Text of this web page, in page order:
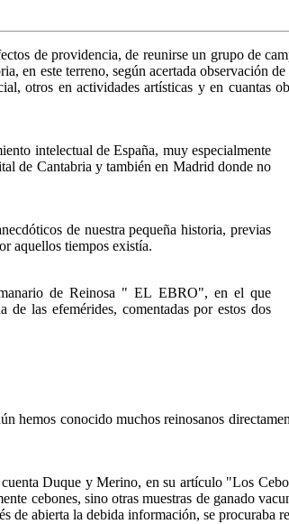
de providencia, de reunirse un grupo de
en este terreno, según acertada observación
otros en actividades artísticas y en cuantas
intelectual de España, muy especialmente
de Cantabria y también en Madrid donde no
de nuestra pequeña historia, previas
aquellos tiempos existía.
de Reinosa " EL EBRO", en el que
las efemérides, comentadas por estos dos
conocido muchos reinosanos
Duque y Merino, en su artículo "Los
cebones, sino otras muestras de ganado
abierta la debida información, se procuraba